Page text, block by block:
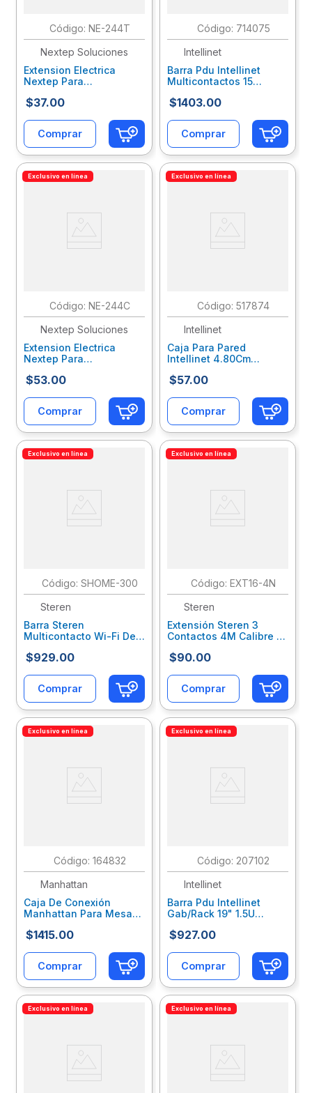
: NE-244T
Nextep Soluciones
Extension Electrica
Nextep Para
Clavija Plana Blanca
$37.00
Comprar
: 714075
Intellinet
Barra Pdu Intellinet
Multicontactos 15
Enchufes Tipo Eu (Nema
$1403.00
Comprar
Exclusivo en línea
: NE-244C
Nextep Soluciones
Extension Electrica
Nextep Para
Clavija Plana Blanca
$53.00
Comprar
Exclusivo en línea
: 517874
Intellinet
Caja Para Pared
Intellinet 4.80Cm
Blanco Itccapab001
$57.00
Comprar
Exclusivo en línea
: SHOME-300
Steren
Barra Steren
Multicontacto Wi-Fi De
Triple Cargador Usb
Sqcadaab015
$929.00
Comprar
Exclusivo en línea
: EXT16-4N
Steren
Extensión Steren 3
Contactos 4M Calibre 16
Sqcaccac035
$90.00
Comprar
Exclusivo en línea
: 164832
Manhattan
Caja De Conexión
Manhattan Para Mesa
Usb/Hdmi/Vga Color
$1415.00
Comprar
Exclusivo en línea
: 207102
Intellinet
Barra Pdu Intellinet
Gab/Rack 19" 1.5U
On/Off 7 Contactos
$927.00
Comprar
Exclusivo en línea Exclusivo en línea